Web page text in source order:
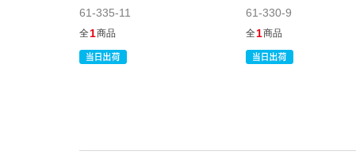
61-335-11
全1商品
61-330-9
全1商品